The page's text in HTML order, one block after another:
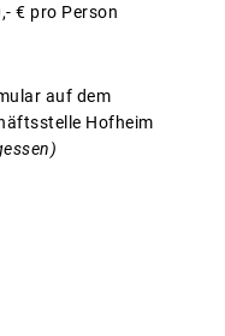
€ pro Person
auf dem
Hofheim